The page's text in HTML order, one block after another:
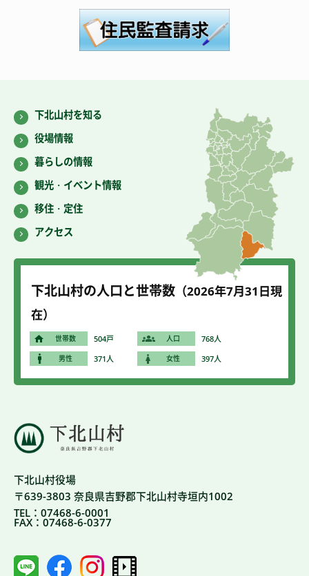
下北山村役場
〒639-3803 奈良県吉野郡下北山村寺垣内1002
TEL：07468-6-0001
FAX：07468-6-0377
下北山村を知る
役場情報
暮らしの情報
観光・イベント情報
移住・定住
アクセス
下北山村の人口と世帯数 （2026年7月31 日現
在）
世帯数 504戸 人口 768人
男性 371人 女性 397人